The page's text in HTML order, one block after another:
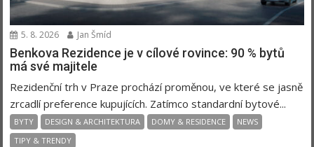
5. 8. 2026 Jan Šmíd
Benkova Rezidence je v cílové rovince: 90 % bytů
má své majitele
Rezidenční trh v Praze prochází proměnou, ve které se jasně
zrcadlí preference kupujících. Zatímco standardní bytové...
BYTY DESIGN & ARCHITEKTURA DOMY & RESIDENCE
NEWS
TIPY & TRENDY